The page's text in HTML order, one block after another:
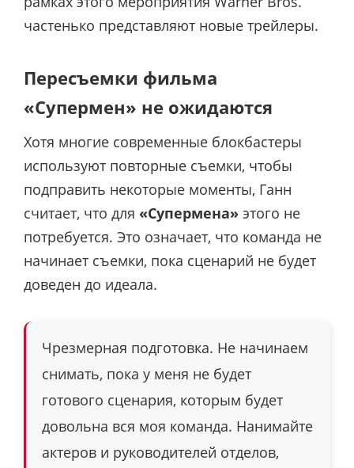
частенько представляют новые трейлеры.
Пересъемки фильма
«Супермен» не ожидаются
Хотя многие современные блокбастеры
используют повторные съемки, чтобы
подправить некоторые моменты, Ганн
считает, что для «Супермена» этого не
потребуется. Это означает, что команда не
начинает съемки, пока сценарий не будет
доведен до идеала.
Чрезмерная подготовка. Не начинаем
снимать, пока у меня не будет
готового сценария, которым будет
довольна вся моя команда. Нанимайте
актеров и руководителей отделов,